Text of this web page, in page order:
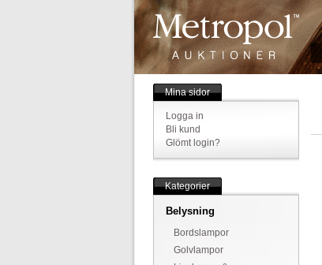
Mina sidor
Logga in
Bli kund
Glömt login?
Kategorier
Belysning
Bordslampor
Golvlampor